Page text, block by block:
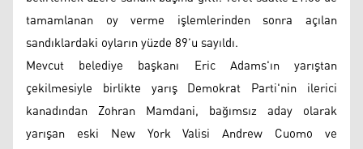
tamamlanan oy verme işlemlerinden sonra açılan
sandıklardaki oyların yüzde 89’u sayıldı.
Mevcut belediye başkanı Eric Adams'ın yarıştan
çekilmesiyle birlikte yarış Demokrat Parti'nin ilerici
kanadından Zohran Mamdani, bağımsız aday olarak
yarışan eski New York Valisi Andrew Cuomo ve